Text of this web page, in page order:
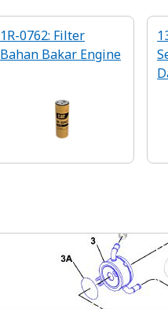
1R-0762: Filter
Bahan Bakar Engine